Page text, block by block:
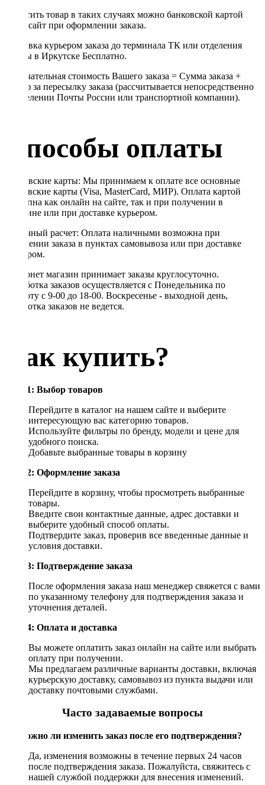
Оплатить товар в таких случаях можно банковской картой
через сайт при оформлении заказа.
Доставка курьером заказа до терминала ТК или отделения
Почты в Иркутске Бесплатно.
Окончательная стоимость Вашего заказа = Сумма заказа +
Тариф за пересылку заказа (рассчитывается непосредственно
в отделении Почты России или транспортной компании).
Способы оплаты
Банковские карты: Мы принимаем к оплате все основные
банковские карты (Visa, MasterCard, МИР). Оплата картой
доступна как онлайн на сайте, так и при получении в
магазине или при доставке курьером.
Наличный расчет: Оплата наличными возможна при
получении заказа в пунктах самовывоза или при доставке
курьером.
Интернет магазин принимает заказы круглосуточно.
Обработка заказов осуществляется с Понедельника по
Субботу с 9-00 до 18-00. Воскресенье - выходной день,
обработка заказов не ведется.
Как купить?
Шаг 1: Выбор товаров
Перейдите в каталог на нашем сайте и выберите
интересующую вас категорию товаров.
Используйте фильтры по бренду, модели и цене для
удобного поиска.
Добавьте выбранные товары в корзину
Шаг 2: Оформление заказа
Перейдите в корзину, чтобы просмотреть выбранные
товары.
Введите свои контактные данные, адрес доставки и
выберите удобный способ оплаты.
Подтвердите заказ, проверив все введенные данные и
условия доставки.
Шаг 3: Подтверждение заказа
После оформления заказа наш менеджер свяжется с вами
по указанному телефону для подтверждения заказа и
уточнения деталей.
Шаг 4: Оплата и доставка
Вы можете оплатить заказ онлайн на сайте или выбрать
оплату при получении.
Мы предлагаем различные варианты доставки, включая
курьерскую доставку, самовывоз из пункта выдачи или
доставку почтовыми службами.
Часто задаваемые вопросы
Возможно ли изменить заказ после его подтверждения?
Да, изменения возможны в течение первых 24 часов
после подтверждения заказа. Пожалуйста, свяжитесь с
нашей службой поддержки для внесения изменений.